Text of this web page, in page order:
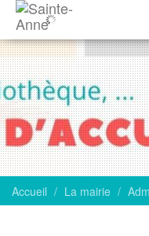
Accueil La mairie